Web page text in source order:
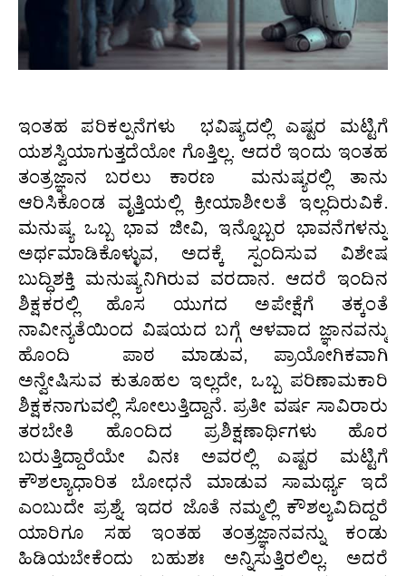
ಇಂತಹ ಪರಿಕಲ್ಪನೆಗಳು ಭವಿಷ್ಯದಲ್ಲಿ ಎಷ್ಟರ ಮಟ್ಟಿಗೆ
ಯಶಸ್ವಿಯಾಗುತ್ತದೆಯೋ ಗೊತ್ತಿಲ್ಲ. ಆದರೆ ಇಂದು ಇಂತಹ
ತಂತ್ರಜ್ಞಾನ ಬರಲು ಕಾರಣ ಮನುಷ್ಯರಲ್ಲಿ ತಾನು
ಆರಿಸಿಕೊಂಡ ವೃತ್ತಿಯಲ್ಲಿ ಕ್ರೀಯಾಶೀಲತೆ ಇಲ್ಲದಿರುವಿಕೆ.
ಮನುಷ್ಯ ಒಬ್ಬ ಭಾವ ಜೀವಿ, ಇನ್ನೊಬ್ಬರ ಭಾವನೆಗಳನ್ನು
ಅರ್ಥಮಾಡಿಕೊಳ್ಳುವ, ಅದಕ್ಕೆ ಸ್ಪಂದಿಸುವ ವಿಶೇಷ
ಬುದ್ಧಿಶಕ್ತಿ ಮನುಷ್ಯನಿಗಿರುವ ವರದಾನ. ಆದರೆ ಇಂದಿನ
ಶಿಕ್ಷಕರಲ್ಲಿ ಹೊಸ ಯುಗದ ಅಪೇಕ್ಷೆಗೆ ತಕ್ಕಂತೆ
ನಾವೀನ್ಯತೆಯಿಂದ ವಿಷಯದ ಬಗ್ಗೆ ಆಳವಾದ ಜ್ಞಾನವನ್ಮು
ಹೊಂದಿ ಪಾಠ ಮಾಡುವ, ಪ್ರಾಯೋಗಿಕವಾಗಿ
ಅನ್ವೇಷಿಸುವ ಕುತೂಹಲ ಇಲ್ಲದೇ, ಒಬ್ಬ ಪರಿಣಾಮಕಾರಿ
ಶಿಕ್ಷಕನಾಗುವಲ್ಲಿ ಸೋಲುತ್ತಿದ್ದಾನೆ. ಪ್ರತೀ ವರ್ಷ ಸಾವಿರಾರು
ತರಬೇತಿ ಹೊಂದಿದ ಪ್ರಶಿಕ್ಷಣಾರ್ಥಿಗಳು ಹೊರ
ಬರುತ್ತಿದ್ದಾರೆಯೇ ವಿನಃ ಅವರಲ್ಲಿ ಎಷ್ಟರ ಮಟ್ಟಿಗೆ
ಕೌಶಲ್ಯಾಧಾರಿತ ಬೋಧನೆ ಮಾಡುವ ಸಾಮರ್ಥ್ಯ ಇದೆ
ಎಂಬುದೇ ಪ್ರಶ್ನೆ. ಇದರ ಜೊತೆ ನಮ್ಮಲ್ಲಿ ಕೌಶಲ್ಯವಿದಿದ್ದರೆ
ಯಾರಿಗೂ ಸಹ ಇಂತಹ ತಂತ್ರಜ್ಞಾನವನ್ನು ಕಂಡು
ಹಿಡಿಯಬೇಕೆಂದು ಬಹುಶಃ ಅನ್ನಿಸುತ್ತಿರಲಿಲ್ಲ. ಅದರೆ